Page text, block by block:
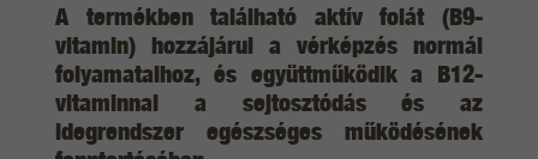
A termékben található aktív folát (B9-
vitamin) hozzájárul a vérképzés normál
folyamataihoz, és együttműködik a B12-
vitaminnal a sejtosztódás és az
idegrendszer egészséges működésének